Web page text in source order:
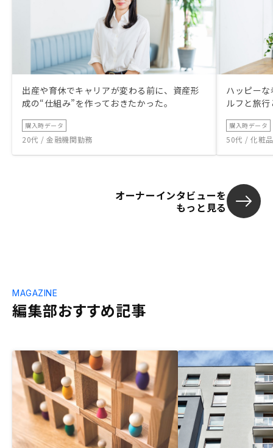
出産や育休でキャリアが変わる前に、資産形
成の“仕組み”を作っておきたかった。
購入時データ
20代 / 金融機関勤務
ハッピー
ルフと旅
購入時データ
50代 / 化粧
オーナーインタビューを
もっと見る
編集部おすすめ記事
MAGAZINE